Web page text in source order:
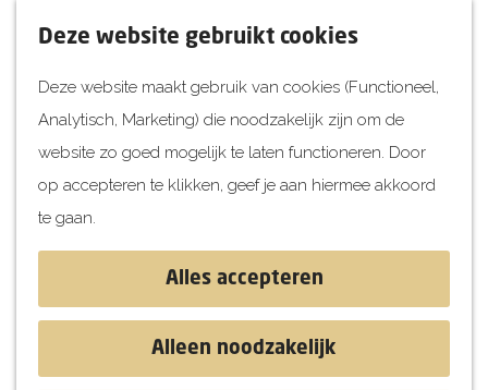
Deze website gebruikt cookies
Deze website maakt gebruik van cookies (Functioneel,
Analytisch, Marketing) die noodzakelijk zijn om de
website zo goed mogelijk te laten functioneren. Door
op accepteren te klikken, geef je aan hiermee akkoord
te gaan.
Alles accepteren
Alleen noodzakelijk
F
o
t
e
n
K
e
UITagenda
Morgen
Dit weekend
Kinderen
Jongeren
Ontdekken
Blog & Tips
Stranden